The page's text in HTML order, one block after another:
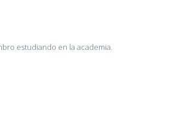
estudiando en la academia.